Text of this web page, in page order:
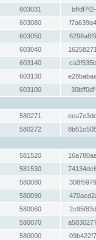
603031
603080
603050
603040
603140
603130
603100
580271
580272
581520
581530
580080
580090
580060
580070
580000